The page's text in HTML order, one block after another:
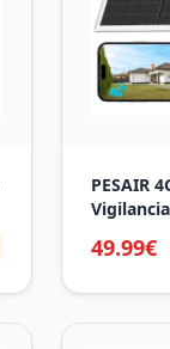
PESAIR
Sin WiFi
49.99€